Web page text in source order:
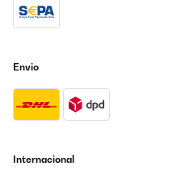
Envio
Internacional